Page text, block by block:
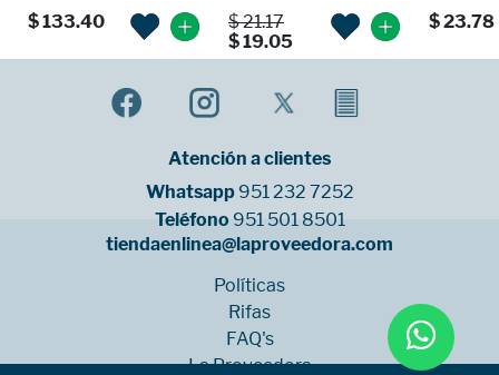
$ 133.40
$ 21.17
$ 19.05
$ 23.78
Atención a clientes
Whatsapp 951 232 7252
Teléfono 951 501 8501
tiendaenlinea@laproveedora.com
Políticas
Rifas
FAQ's
La Proveedora